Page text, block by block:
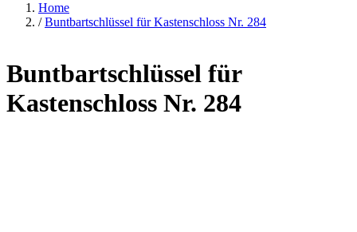
Home
/ Buntbartschlüssel für Kastenschloss Nr. 284
Buntbartschlüssel für
Kastenschloss Nr. 284